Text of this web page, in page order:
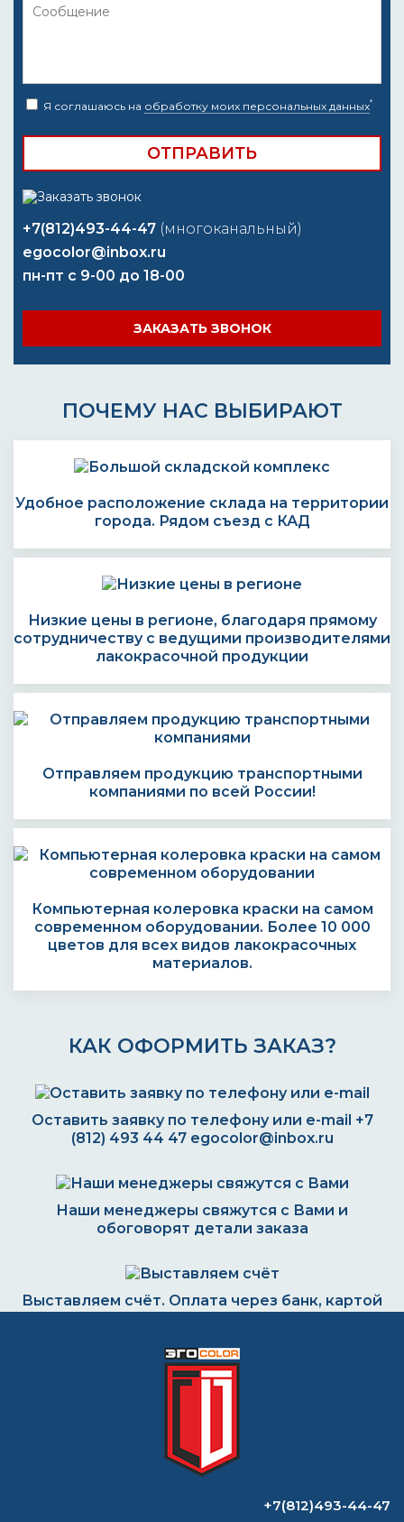
Я соглашаюсь на обработку моих персональных данных*
+7(812)493-44-47 (многоканальный)
egocolor@inbox.ru
пн-пт с 9-00 до 18-00
ЗАКАЗАТЬ ЗВОНОК
ПОЧЕМУ НАС ВЫБИРАЮТ
Удобное расположение склада на территории
города. Рядом съезд с КАД
Низкие цены в регионе, благодаря прямому
сотрудничеству с ведущими производителями
лакокрасочной продукции
Отправляем продукцию транспортными
компаниями по всей России!
Компьютерная колеровка краски на самом
современном оборудовании. Более 10 000
цветов для всех видов лакокрасочных
материалов.
КАК ОФОРМИТЬ ЗАКАЗ?
Оставить заявку по телефону или e-mail +7
(812) 493 44 47 egocolor@inbox.ru
Наши менеджеры свяжутся с Вами и
обоговорят детали заказа
Выставляем счёт. Оплата через банк, картой
Формируем заказ и отправляем транспортной
ВОПРОС-ОТВЕТ+7(812)493-44-47